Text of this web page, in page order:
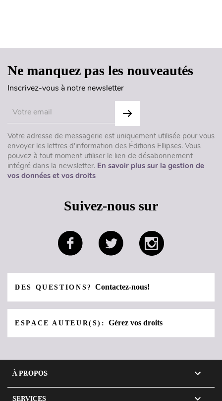
Ne manquez pas les nouveautés
Inscrivez-vous à notre newsletter
Votre adresse de messagerie est uniquement utilisée pour vous
envoyer les lettres d'information des Éditions Ellipses. Vous
pouvez à tout moment utiliser le lien de désabonnement
intégré dans la newsletter. En savoir plus sur la gestion de
vos données et vos droits
Suivez-nous sur
DES QUESTIONS?Contactez-nous!
ESPACE AUTEUR(S):Gérez vos droits
À PROPOS 
SERVICES